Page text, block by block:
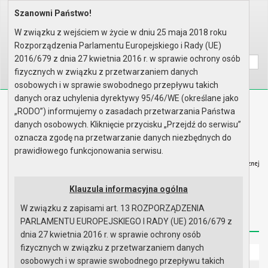
Home Prawo lokalne
Wyszukaj na stronie:
A AA
Biuletyn Informacji Publicznej
Urząd Miasta i Gminy w Gryfinie
Redakcja Instrukcja korzystania Dostępność
Strona główna
Szanowni Państwo!
W związku z wejściem w życie w dniu 25 maja 2018 roku
Rozporządzenia Parlamentu Europejskiego i Rady (UE)
2016/679 z dnia 27 kwietnia 2016 r. w sprawie ochrony osób
fizycznych w związku z przetwarzaniem danych
osobowych i w sprawie swobodnego przepływu takich
danych oraz uchylenia dyrektywy 95/46/WE (określane jako
„RODO”) informujemy o zasadach przetwarzania Państwa
danych osobowych. Kliknięcie przycisku „Przejdź do serwisu”
oznacza zgodę na przetwarzanie danych niezbędnych do
prawidłowego funkcjonowania serwisu.
Klauzula informacyjna ogólna
W związku z zapisami art. 13 ROZPORZĄDZENIA
PARLAMENTU EUROPEJSKIEGO I RADY (UE) 2016/679 z
dnia 27 kwietnia 2016 r. w sprawie ochrony osób
fizycznych w związku z przetwarzaniem danych
osobowych i w sprawie swobodnego przepływu takich